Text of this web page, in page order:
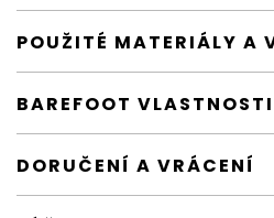
POUŽITÉ MATERIÁLY A
BAREFOOT VLASTNOSTI
DORUČENÍ A VRÁCENÍ